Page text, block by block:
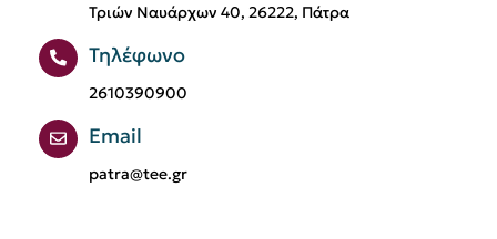
Τριών Ναυάρχων 40, 26222, Πάτρα
Τηλέφωνο
2610390900
Email
patra@tee.gr